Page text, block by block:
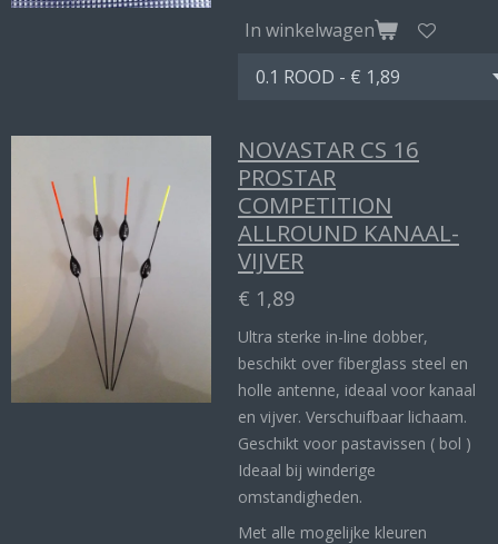
In winkelwagen
NOVASTAR CS 16
PROSTAR
COMPETITION
ALLROUND KANAAL-
VIJVER
€ 1,89
Ultra sterke in-line dobber,
beschikt over fiberglass steel en
holle antenne, ideaal voor kanaal
en vijver. Verschuifbaar lichaam.
Geschikt voor pastavissen ( bol )
Ideaal bij winderige
omstandigheden.
Met alle mogelijke kleuren